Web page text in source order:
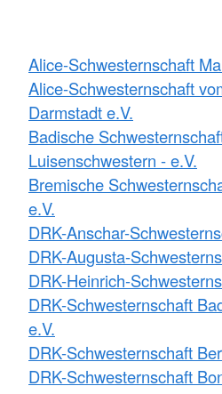
Alice-Schwesternschaft
Alice-Schwesternschaft
Darmstadt e.V.
Badische
Luisenschwestern - e.V.
Bremische
e.V.
DRK-Anschar-
DRK-Augusta-
DRK-Heinrich-
DRK-Schwesternschaft
e.V.
DRK-Schwesternschaft
DRK-Schwesternschaft